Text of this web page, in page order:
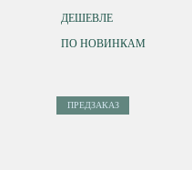
ДЕШЕВЛЕ
ПО НОВИНКАМ
ПРЕДЗАКАЗ